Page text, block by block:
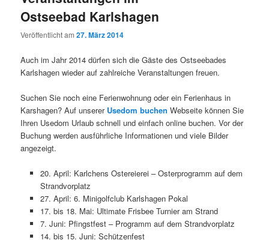
Ostseebad Karlshagen
Veröffentlicht am27. März 2014
Auch im Jahr 2014 dürfen sich die Gäste des Ostseebades
Karlshagen wieder auf zahlreiche Veranstaltungen freuen.
Suchen Sie noch eine Ferienwohnung oder ein Ferienhaus in
Karshagen? Auf unserer Usedom buchen Webseite können Sie
Ihren Usedom Urlaub schnell und einfach online buchen. Vor der
Buchung werden ausführliche Informationen und viele Bilder
angezeigt.
20. April: Karlchens Ostereierei – Osterprogramm auf dem
Strandvorplatz
27. April: 6. Minigolfclub Karlshagen Pokal
17. bis 18. Mai: Ultimate Frisbee Turnier am Strand
7. Juni: Pfingstfest – Programm auf dem Strandvorplatz
14. bis 15. Juni: Schützenfest